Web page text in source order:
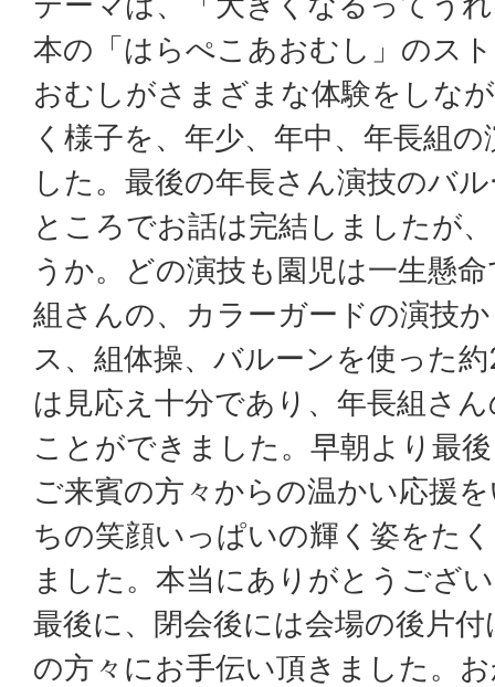
本の「はらぺこあおむし」のス
おむしがさまざまな体験をしな
く様子を、年少、年中、年長組
した。最後の年長さん演技のバ
ところでお話は完結しましたが
うか。どの演技も園児は一生懸
組さんの、カラーガードの演技
ス、組体操、バルーンを使った
は見応え十分であり、年長組さ
ことができました。早朝より最
ご来賓の方々からの温かい応援
ちの笑顔いっぱいの輝く姿をた
ました。本当にありがとうござ
最後に、閉会後には会場の後片
の方々にお手伝い頂きました。